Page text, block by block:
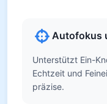
Autofokus
Unterstützt Ein-
Echtzeit und
präzise.